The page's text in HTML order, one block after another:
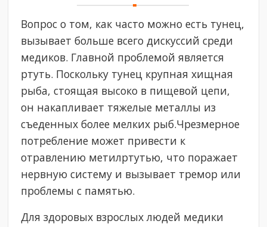
Вопрос о том, как часто можно есть тунец,
вызывает больше всего дискуссий среди
медиков. Главной проблемой является
ртуть. Поскольку тунец крупная хищная
рыба, стоящая высоко в пищевой цепи,
он накапливает тяжелые металлы из
съеденных более мелких рыб.Чрезмерное
потребление может привести к
отравлению метилртутью, что поражает
нервную систему и вызывает тремор или
проблемы с памятью.
Для здоровых взрослых людей медики